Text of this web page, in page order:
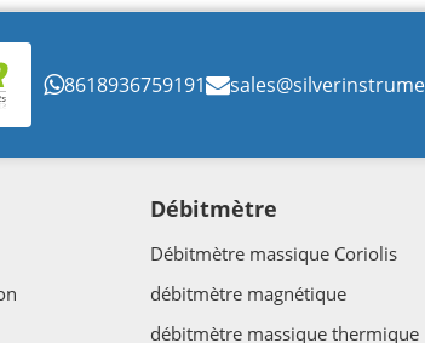
8618936759191
Débitmètre
Débitmètre massique Coriolis
débitmètre magnétique
débitmètre massique thermique